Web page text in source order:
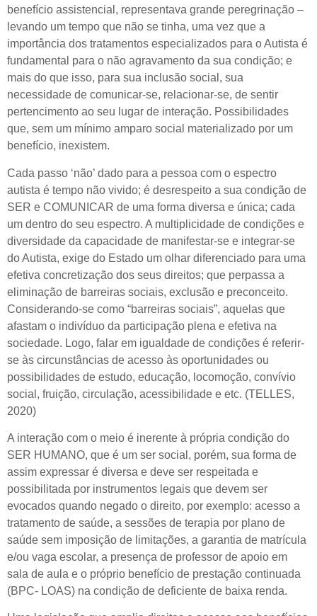
benefício assistencial, representava grande peregrinação –
levando um tempo que não se tinha, uma vez que a
importância dos tratamentos especializados para o Autista é
fundamental para o não agravamento da sua condição; e
mais do que isso, para sua inclusão social, sua
necessidade de comunicar-se, relacionar-se, de sentir
pertencimento ao seu lugar de interação. Possibilidades
que, sem um mínimo amparo social materializado por um
benefício, inexistem.
Cada passo ‘não’ dado para a pessoa com o espectro
autista é tempo não vivido; é desrespeito a sua condição de
SER e COMUNICAR de uma forma diversa e única; cada
um dentro do seu espectro. A multiplicidade de condições e
diversidade da capacidade de manifestar-se e integrar-se
do Autista, exige do Estado um olhar diferenciado para uma
efetiva concretização dos seus direitos; que perpassa a
eliminação de barreiras sociais, exclusão e preconceito.
Considerando-se como “barreiras sociais”, aquelas que
afastam o indivíduo da participação plena e efetiva na
sociedade. Logo, falar em igualdade de condições é referir-
se às circunstâncias de acesso às oportunidades ou
possibilidades de estudo, educação, locomoção, convívio
social, fruição, circulação, acessibilidade e etc. (TELLES,
2020)
A interação com o meio é inerente à própria condição do
SER HUMANO, que é um ser social, porém, sua forma de
assim expressar é diversa e deve ser respeitada e
possibilitada por instrumentos legais que devem ser
evocados quando negado o direito, por exemplo: acesso a
tratamento de saúde, a sessões de terapia por plano de
saúde sem imposição de limitações, a garantia de matrícula
e/ou vaga escolar, a presença de professor de apoio em
sala de aula e o próprio benefício de prestação continuada
(BPC- LOAS) na condição de deficiente de baixa renda.